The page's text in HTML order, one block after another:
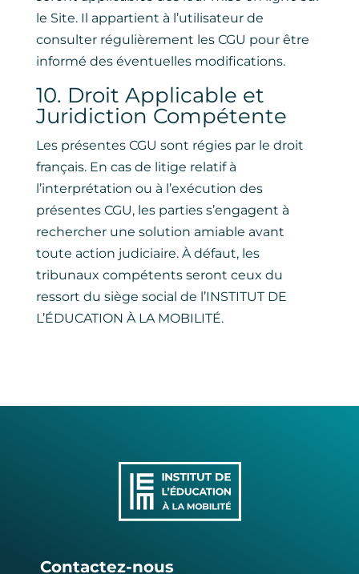
le Site. Il appartient à l’utilisateur de
consulter régulièrement les CGU pour être
informé des éventuelles modifications.
10. Droit Applicable et
Juridiction Compétente
Les présentes CGU sont régies par le droit
français. En cas de litige relatif à
l’interprétation ou à l’exécution des
présentes CGU, les parties s’engagent à
rechercher une solution amiable avant
toute action judiciaire. À défaut, les
tribunaux compétents seront ceux du
ressort du siège social de l’INSTITUT DE
L’ÉDUCATION À LA MOBILITÉ.
Contactez-nous